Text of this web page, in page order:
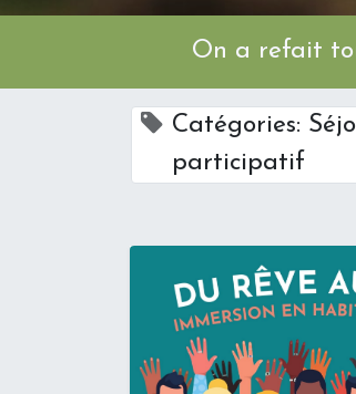
On a
Catégories:
participatif